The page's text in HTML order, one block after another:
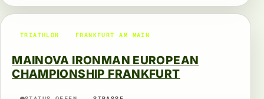
TRIATHLON FRANKFURT AM MAIN
MAINOVA IRONMAN EUROPEAN
CHAMPIONSHIP FRANKFURT